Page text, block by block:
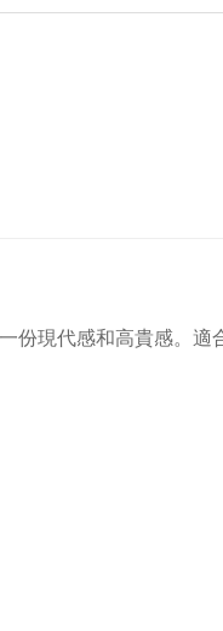
份現代感和高貴感。適